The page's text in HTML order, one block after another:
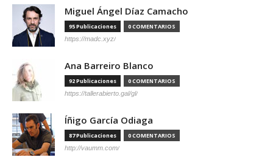
Miguel Ángel Díaz Camacho
95 Publicaciones 0 COMENTARIOS
https://madc.xyz/
Ana Barreiro Blanco
92 Publicaciones 0 COMENTARIOS
https://tallerabierto.gal/gl/
Íñigo García Odiaga
87 Publicaciones 0 COMENTARIOS
http://vaumm.com/